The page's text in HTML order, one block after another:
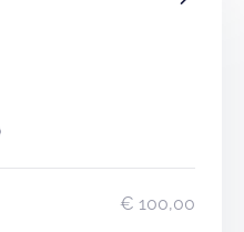
€ 100,00